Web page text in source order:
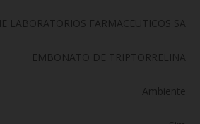
LABORATORIOS FARMACEUTICOS SA
EMBONATO DE TRIPTORRELINA
Ambiente